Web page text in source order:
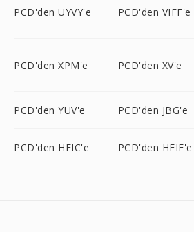
PCD'den UYVY'e PCD'den VIFF'e
PCD'den XPM'e PCD'den XV'e
PCD'den YUV'e PCD'den JBG'e
PCD'den HEIC'e PCD'den HEIF'e